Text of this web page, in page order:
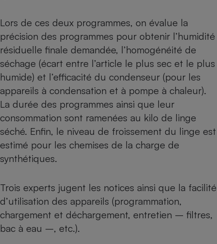
Lors de ces deux programmes, on évalue la
précision des programmes pour obtenir l’humidité
résiduelle finale demandée, l’homogénéité de
séchage (écart entre l’article le plus sec et le plus
humide) et l’efficacité du condenseur (pour les
appareils à condensation et à pompe à chaleur).
La durée des programmes ainsi que leur
consommation sont ramenées au kilo de linge
séché. Enfin, le niveau de froissement du linge est
estimé pour les chemises de la charge de
synthétiques.
Trois experts jugent les notices ainsi que la facilité
d’utilisation des appareils (programmation,
chargement et déchargement, entretien – filtres,
bac à eau –, etc.).